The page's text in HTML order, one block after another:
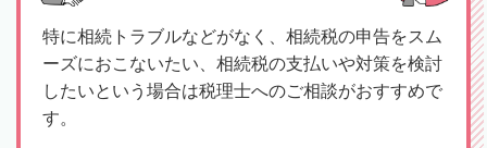
特に相続トラブルなどがなく、相続税の申告をスム
ーズにおこないたい、相続税の支払いや対策を検討
したいという場合は税理士へのご相談がおすすめで
す。